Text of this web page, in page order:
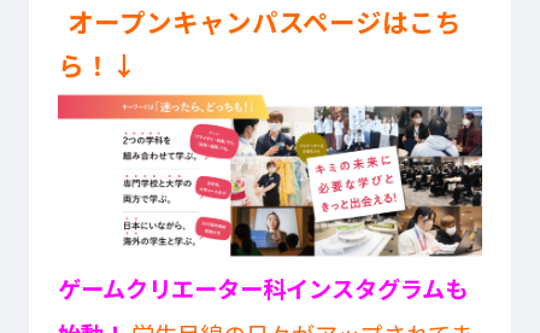
オープンキャンパスページはこち
ら！↓
ゲームクリエーター科インスタグラムも